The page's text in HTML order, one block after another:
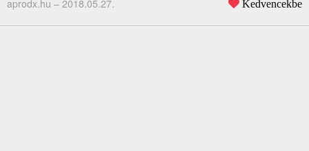
aprodx.hu – 2018.05.27. Kedvencekbe